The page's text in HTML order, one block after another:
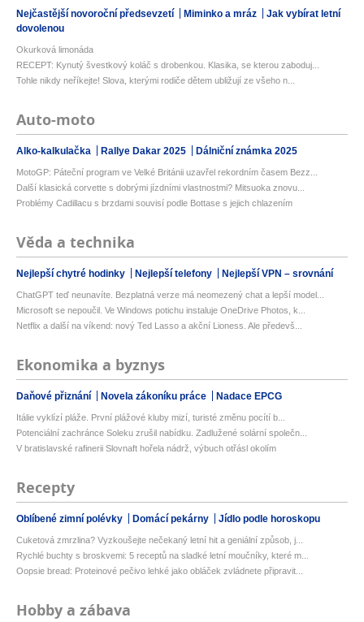
Nejčastější novoroční předsevzetí Miminko a mráz
Jak vybírat letní
dovolenou
Okurková limonáda
RECEPT: Kynutý švestkový koláč s drobenkou. Klasika, se kterou zaboduj...
Tohle nikdy neříkejte! Slova, kterými rodiče dětem ubližují ze všeho n...
Auto-moto
Alko-kalkulačka Rallye Dakar 2025 Dálniční známka 2025
MotoGP: Páteční program ve Velké Británii uzavřel rekordním časem Bezz...
Další klasická corvette s dobrými jízdními vlastnostmi? Mitsuoka znovu...
Problémy Cadillacu s brzdami souvisí podle Bottase s jejich chlazením
Věda a technika
Nejlepší chytré hodinky Nejlepší telefony Nejlepší VPN – srovnání
ChatGPT teď neunavíte. Bezplatná verze má neomezený chat a lepší model...
Microsoft se nepoučil. Ve Windows potichu instaluje OneDrive Photos, k...
Netflix a další na víkend: nový Ted Lasso a akční Lioness. Ale předevš...
Ekonomika a byznys
Daňové přiznání Novela zákoníku práce Nadace EPCG
Itálie vyklízí pláže. První plážové kluby mizí, turisté změnu pocítí b...
Potenciální zachránce Soleku zrušil nabídku. Zadlužené solární společn...
V bratislavské rafinerii Slovnaft hořela nádrž, výbuch otřásl okolím
Recepty
Oblíbené zimní polévky Domácí pekárny Jídlo podle horoskopu
Cuketová zmrzlina? Vyzkoušejte nečekaný letní hit a geniální způsob, j...
Rychlé buchty s broskvemi: 5 receptů na sladké letní moučníky, které m...
Oopsie bread: Proteinové pečivo lehké jako obláček zvládnete připravit...
Hobby a zábava